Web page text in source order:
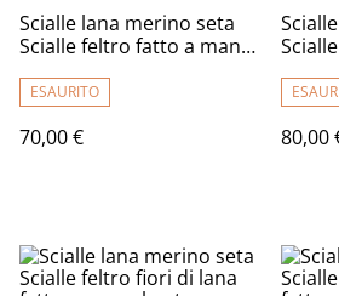
Scialle lana merino seta
Scialle feltro fatto a mano
infeltrimento blu donna
Regalo unico per donne
grunge boho style
ESAURITO
70,00 €
le
80,00